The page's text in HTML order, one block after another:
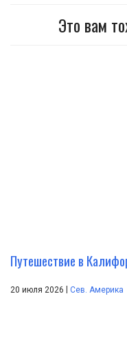
Это вам
Путешествие в
20 июля 2026 | Сев. Америка